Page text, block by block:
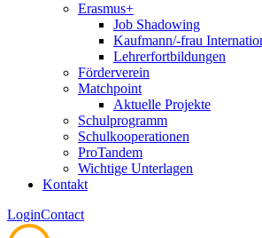
Erasmus+
Job Shadowing
Kaufmann/-frau
Lehrerfortbildungen
Förderverein
Matchpoint
Aktuelle Projekte
Schulprogramm
Schulkooperationen
ProTandem
Wichtige Unterlagen
Kontakt
LoginContact